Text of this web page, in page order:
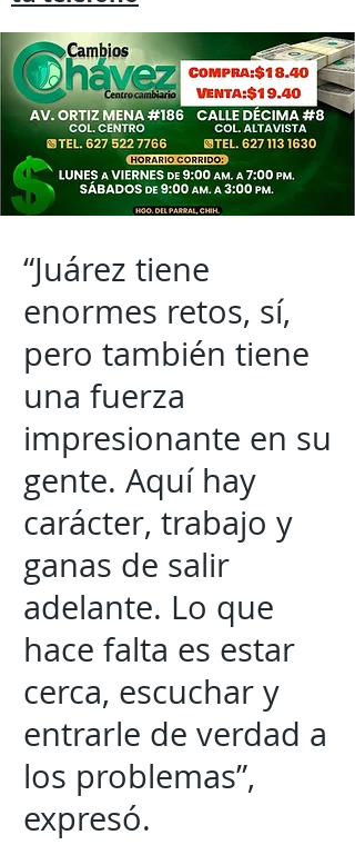
“Juárez tiene
enormes retos, sí,
pero también tiene
una fuerza
impresionante en su
gente. Aquí hay
carácter, trabajo y
ganas de salir
adelante. Lo que
hace falta es estar
cerca, escuchar y
entrarle de verdad a
los problemas”,
expresó.